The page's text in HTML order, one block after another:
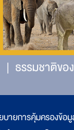
ธรรมชาติขอ
บายการคุ้มครองข้อ